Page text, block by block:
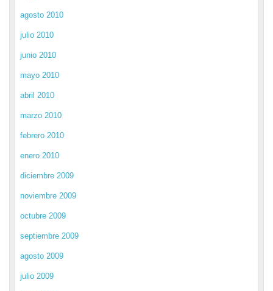
agosto 2010
julio 2010
junio 2010
mayo 2010
abril 2010
marzo 2010
febrero 2010
enero 2010
diciembre 2009
noviembre 2009
octubre 2009
septiembre 2009
agosto 2009
julio 2009